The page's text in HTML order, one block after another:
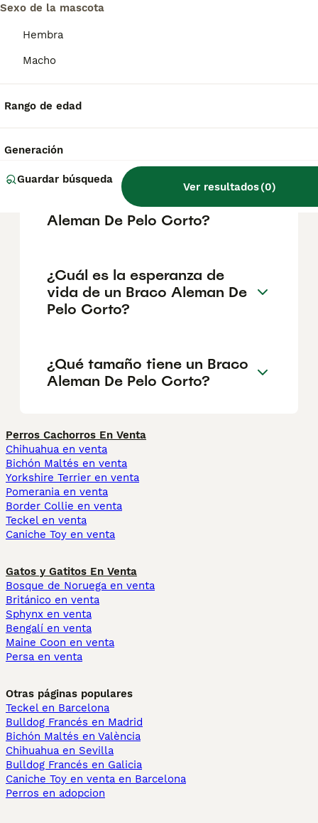
Sexo de la mascota
Hembra
Macho
Rango de edad
Generación
Guardar búsqueda
Ver resultados(0)
aproximadamente 386€, aunque los precios
pedigrí, la reputación del criador y la
¿Cómo es el carácter de
Braco Aleman De Pelo
¿Cuáles son las ventajas y
desventajas de la raza Braco
Aleman De Pelo Corto?
¿Cuál es la esperanza de
vida de un Braco Aleman De
Pelo Corto?
¿Qué tamaño tiene un Braco
Aleman De Pelo Corto?
Perros Cachorros En Venta
Chihuahua en venta
Bichón Maltés en venta
Yorkshire Terrier en venta
Pomerania en venta
Border Collie en venta
Teckel en venta
Caniche Toy en venta
Gatos y Gatitos En Venta
Bosque de Noruega en venta
Británico en venta
Sphynx en venta
Bengalí en venta
Maine Coon en venta
Persa en venta
Otras páginas populares
Teckel en Barcelona
Bulldog Francés en Madrid
Bichón Maltés en València
Chihuahua en Sevilla
Bulldog Francés en Galicia
Caniche Toy en venta en Barcelona
Perros en adopcion